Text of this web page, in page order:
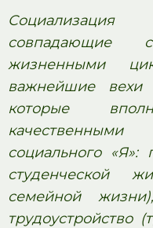
совпадающие
жизненными
важнейшие вехи
которые
качественными
социального «Я»:
студенческой
семейной
трудоустройство